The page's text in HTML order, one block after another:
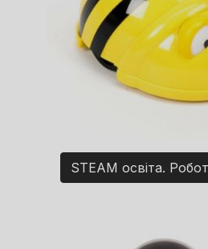
STEAM освіта.